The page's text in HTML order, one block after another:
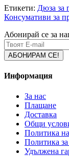
Етикети: Дюза за
Консумативи за
Абонирай се за
Информация
За нас
Плащане
Доставка
Общи
Политика
Политика
Удължена